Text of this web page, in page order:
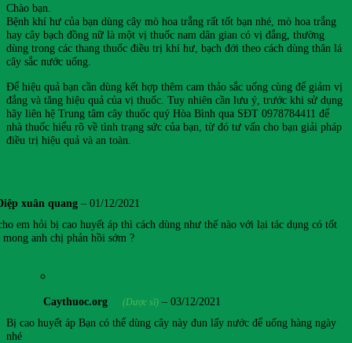
Chào bạn.
Bệnh khí hư của bạn dùng cây mò hoa trắng rất tốt bạn nhé, mò hoa trắng
hay cây bạch đồng nữ là một vị thuốc nam dân gian có vị đắng, thường
dùng trong các thang thuốc điều trị khí hư, bạch đới theo cách dùng thân lá
cây sắc nước uống.
Để hiệu quả bạn cần dùng kết hợp thêm cam thảo sắc uống cùng để giảm vị
đắng và tăng hiệu quả của vị thuốc. Tuy nhiên cần lưu ý, trước khi sử dụng
hãy liên hệ Trung tâm cây thuốc quý Hòa Bình qua SĐT 0978784411 để
nhà thuốc hiểu rõ về tình trạng sức của bạn, từ đó tư vấn cho bạn giải pháp
điều trị hiệu quả và an toàn.
xuân quang – 01/12/2021
em hỏi bị cao huyết áp thì cách dùng như thế nào với lại tác dụng có tốt
mong anh chị phản hồi sớm ?
Caythuoc.org (Dược sĩ) – 03/12/2021
Bị cao huyết áp Bạn có thể dùng cây này đun lấy nước để uống hàng ngày
nhé